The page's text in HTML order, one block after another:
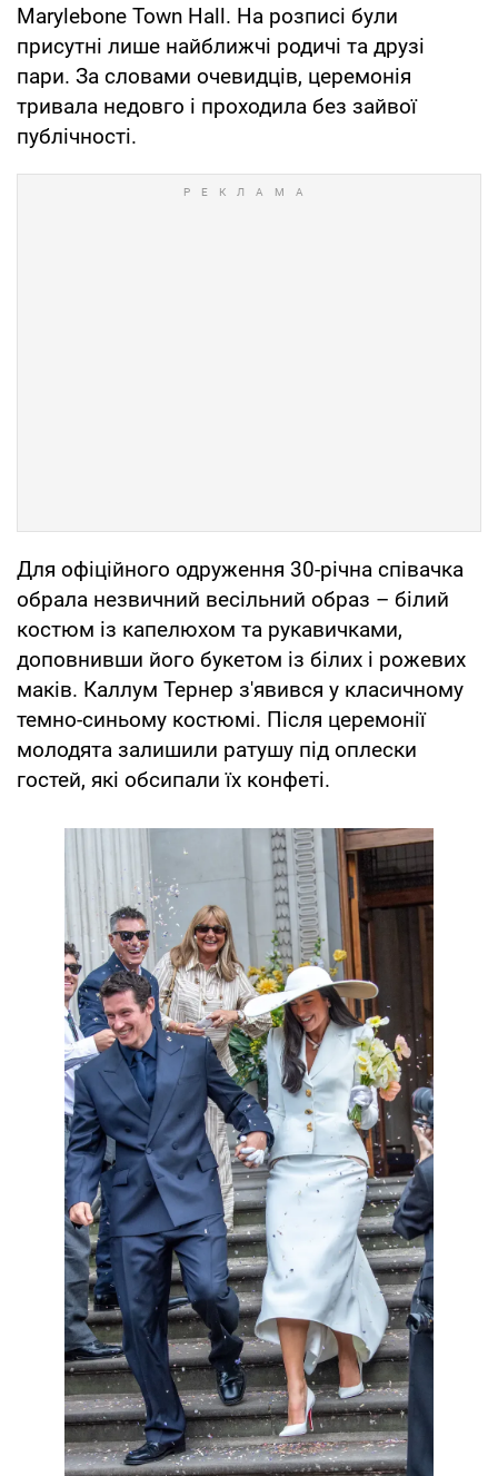
Marylebone Town Hall. На розписі були
присутні лише найближчі родичі та друзі
пари. За словами очевидців, церемонія
тривала недовго і проходила без зайвої
публічності.
Для офіційного одруження 30-річна співачка
обрала незвичний весільний образ – білий
костюм із капелюхом та рукавичками,
доповнивши його букетом із білих і рожевих
маків. Каллум Тернер з'явився у класичному
темно-синьому костюмі. Після церемонії
молодята залишили ратушу під оплески
гостей, які обсипали їх конфеті.